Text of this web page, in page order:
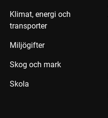
Klimat, energi och
transporter
Miljögifter
Skog och mark
Skola